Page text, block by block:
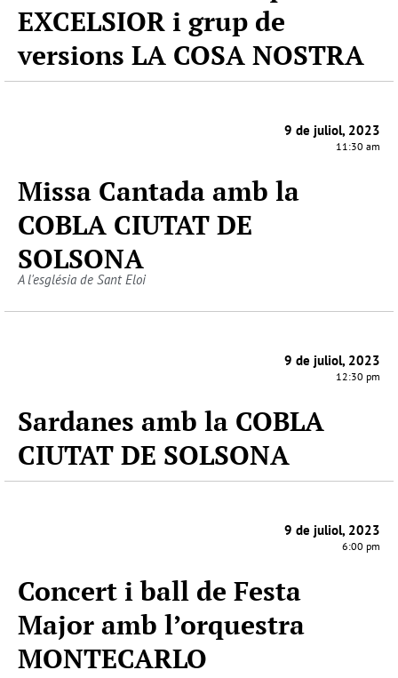
EXCELSIOR i grup de
versions LA COSA NOSTRA
9 de juliol, 2023
11:30 am
Missa Cantada amb la
COBLA CIUTAT DE
SOLSONA
A l'església de Sant Eloi
9 de juliol, 2023
12:30 pm
Sardanes amb la COBLA
CIUTAT DE SOLSONA
9 de juliol, 2023
6:00 pm
Concert i ball de Festa
Major amb l’orquestra
MONTECARLO